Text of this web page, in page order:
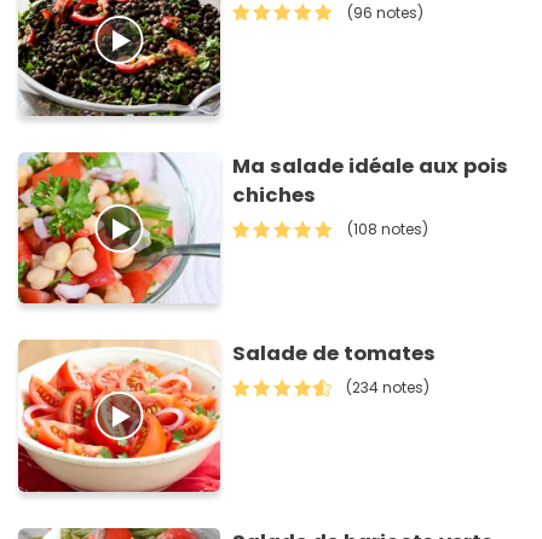
(96 notes)
Ma salade idéale aux pois
chiches
(108 notes)
Salade de tomates
(234 notes)